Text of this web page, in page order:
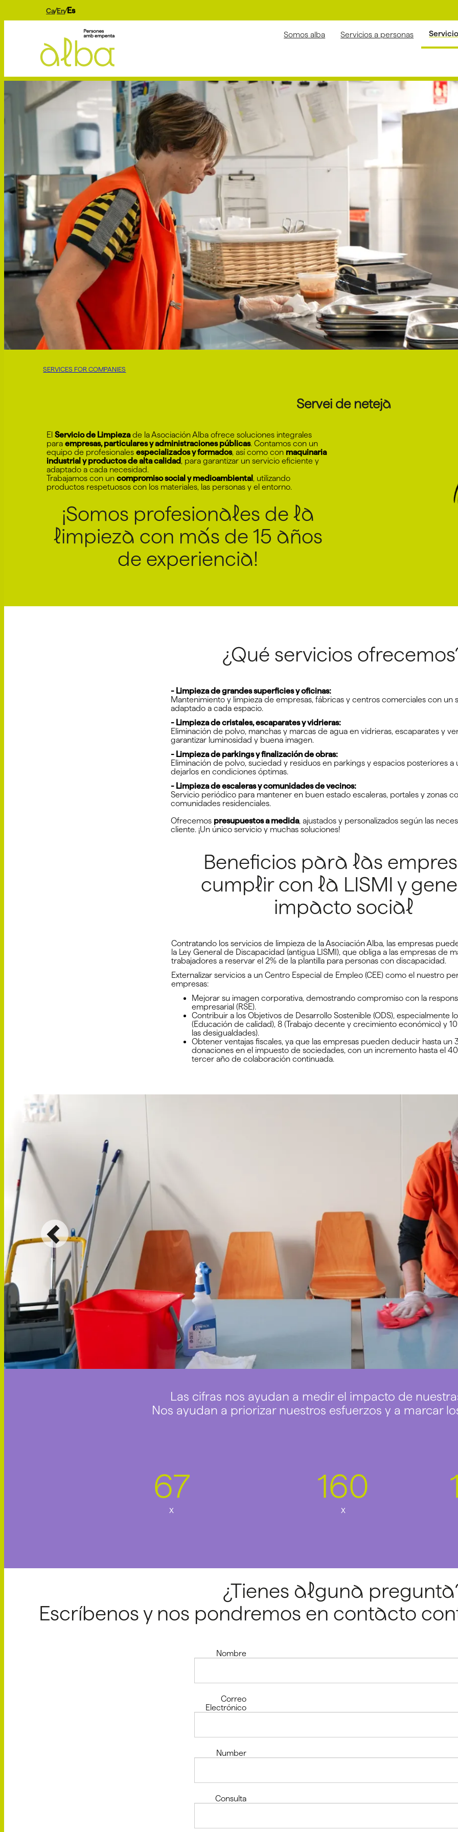
Ca En Es
Somos alba Servicios a personas
SERVICES FOR COMPANIES
Servei de neteja
El Servicio de Limpiezade la Asociación Alba ofrece soluciones integrales
para empresas, particulares y administraciones públicas. Contamos con un
equipo de profesionales especializados y formados, así como con maquinaria
industrial y productos de alta calidad, para garantizar un servicio eficiente y
adaptado a cada necesidad.
Trabajamos con un compromiso social y medioambiental , utilizando
productos respetuosos con los materiales, las personas y el entorno.
¡Somos profesionales de la
limpieza con más de 15 años
de experiencia!
¿Qué servicios
- Limpieza de grandes superficies y oficinas:
Mantenimiento y limpieza de empresas, fábricas y centros comerciales con un
adaptado a cada espacio.
- Limpieza de cristales, escaparates y vidrieras:
Eliminación de polvo, manchas y marcas de agua en vidrieras, escaparates y
garantizar luminosidad y buena imagen.
- Limpieza de parkings y finalización de obras:
Eliminación de polvo, suciedad y residuos en parkings y espacios posteriores a
dejarlos en condiciones óptimas.
- Limpieza de escaleras y comunidades de vecinos:
Servicio periódico para mantener en buen estado escaleras, portales y zonas
comunidades residenciales.
Ofrecemos presupuestos a medida, ajustados y personalizados según las
cliente. ¡Un único servicio y muchas soluciones!
Beneficios para las
cumplir con la LISMI y
impacto social
Contratando los servicios de limpieza de la Asociación Alba, las empresas
la Ley General de Discapacidad (antigua LISMI), que obliga a las empresas de
trabajadores a reservar el 2% de la plantilla para personas con discapacidad.
Externalizar servicios a un Centro Especial de Empleo (CEE) como el nuestro
empresas:
Mejorar su imagen corporativa, demostrando compromiso con la
empresarial (RSE).
Contribuir a los Objetivos de Desarrollo Sostenible (ODS), especialmente
(Educación de calidad), 8 (Trabajo decente y crecimiento económico) y
las desigualdades).
Obtener ventajas fiscales, ya que las empresas pueden deducir hasta un
donaciones en el impuesto de sociedades, con un incremento hasta el
tercer año de colaboración continuada.
Anterior
Las cifras nos ayudan a medir el impacto de
Nos ayudan a priorizar nuestros esfuerzos y a marcar
67
x
160
x
¿Tienes alguna
Escríbenos y nos pondremos en contacto
Nombre
Correo
Electrónico
Number
Consulta